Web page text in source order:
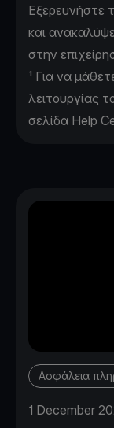
Εξερευνήστε
και
στην
¹ Για να
λειτουργίας
σελίδα Help
Ασφάλεια
1 December